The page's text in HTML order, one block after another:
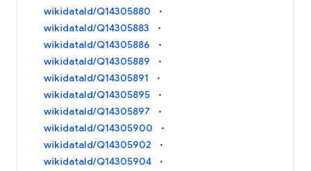
wikidataId/Q14305880
wikidataId/Q14305883
wikidataId/Q14305886
wikidataId/Q14305889
wikidataId/Q14305891
wikidataId/Q14305895
wikidataId/Q14305897
wikidataId/Q14305900
wikidataId/Q14305902
wikidataId/Q14305904